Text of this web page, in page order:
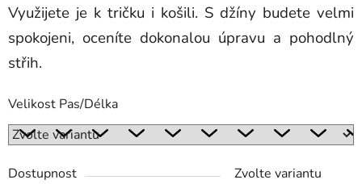
Využijete je k tričku i košili. S džíny budete velmi
spokojeni, oceníte dokonalou úpravu a pohodlný
střih.
Velikost Pas/Délka
Dostupnost
Zvolte variantu